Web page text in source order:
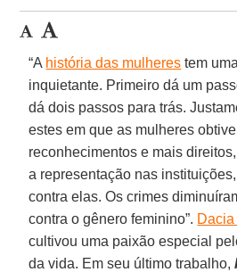
“A história das mulheres tem
inquietante. Primeiro dá um
dá dois passos para trás.
estes em que as mulheres
reconhecimentos e mais
a representação nas
contra elas. Os crimes
contra o gênero feminino”.
cultivou uma paixão especial
da vida. Em seu último trabalho,